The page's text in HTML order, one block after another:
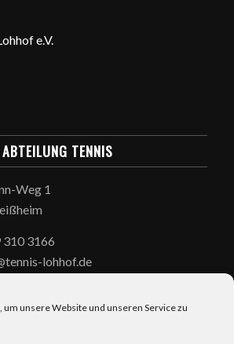
unsere Website und unseren Service zu
e.V.
TENNIS
Weg 1
310 3166
lohhof.de